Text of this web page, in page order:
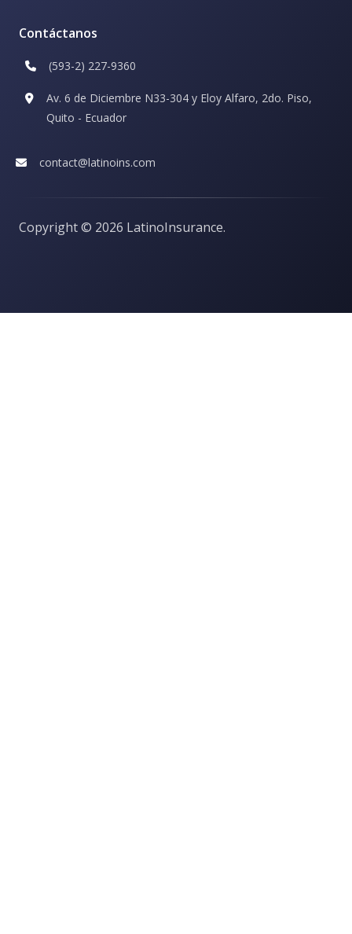
Contáctanos
(593-2) 227-9360
Av. 6 de Diciembre N33-304 y Eloy Alfaro, 2do. Piso,
Quito - Ecuador
contact@latinoins.com
Copyright © 2026 LatinoInsurance.